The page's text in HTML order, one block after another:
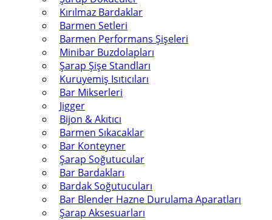
Kırılmaz Bardaklar
Barmen Setleri
Barmen Performans Şişeleri
Minibar Buzdolapları
Şarap Şişe Standları
Kuruyemiş Isıtıcıları
Bar Mikserleri
Jigger
Bijon & Akıtıcı
Barmen Sıkacaklar
Bar Konteyner
Şarap Soğutucular
Bar Bardakları
Bardak Soğutucuları
Bar Blender Hazne Durulama Aparatları
Şarap Aksesuarları